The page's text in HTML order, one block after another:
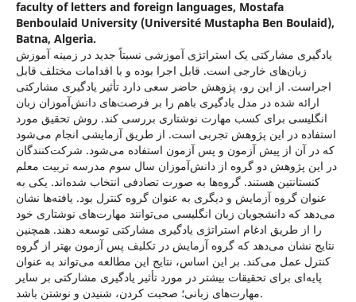
faculty of letters and foreign languages, Mostafa
Benboulaid University (Université Mustapha Ben Boulaid),
Batna, Algeria.
یادگیری مشارکتی یک استراتژی آموزشی نسبتاً جدید در زمینه آموزش
زبان‌های خارجی است. قابل اجرا بوده و با اقدامات مختلف قابل
اجراست. از این رو، پژوهش حاضر سعی دارد تأثیر یادگیری مشارکتی
ارائه شده در مدل یادگیری باهم را بر فرصت‌های دانش‌آموزان زبان
انگلیسی برای کسب مهارت نوشتاری بررسی کند. روش تحقیق مورد
استفاده در این پژوهش تجربی است. از طریق آزمایشی انجام می‌شود
که در آن از پیش آزمون و پس آزمون استفاده می‌شود. شرکت‌کنندگان
در این پژوهش دو گروه از دانش‌آموزان سال سوم مدرسه تربیت معلم
کنستانتین هستند. گروه‌ها به صورت تصادفی انتخاب شده‌اند. یکی به
عنوان گروه آزمایش و دیگری به عنوان گروه کنترل بود. یافته‌ها نشان
می‌دهد که دانشجویان زبان انگلیسی می‌توانند مهارت‌های نوشتاری خود
را از طریق ادغام استراتژی یادگیری مشارکتی توسعه دهند. همچنین
نتایج نشان می‌دهد که گروه آزمایش در تکلیف پس آزمون بهتر از گروه
کنترل عمل می‌کند. بر این اساس، نتایج این مطالعه می‌تواند به عنوان
پایه‌ای برای تحقیقات بیشتر در مورد تأثیر یادگیری مشارکتی بر سایر
مهارت‌های زبانی؛ صحبت کردن، شنیدن و نوشتن باشد.